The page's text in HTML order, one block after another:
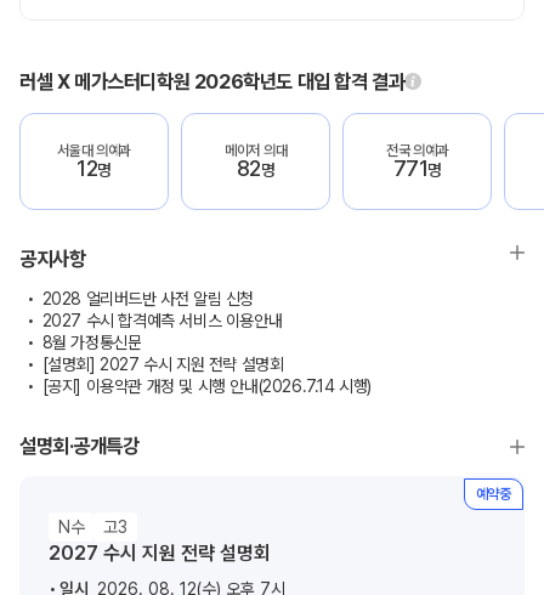
러셀 X 메가스터디학원 2026학년도 대입 합격 결과
서울대 의예과
12명
메이저 의대
82명
전국 의예과
771명
공지사항
2028 얼리버드반 사전 알림 신청
2027 수시 합격예측 서비스 이용안내
8월 가정통신문
[설명회] 2027 수시 지원 전략 설명회
[공지] 이용약관 개정 및 시행 안내(2026.7.14 시행)
설명회·공개특강
N수 고3
2027 수시 지원 전략 설명회
일시 2026. 08. 12(수) 오후 7시
예약중